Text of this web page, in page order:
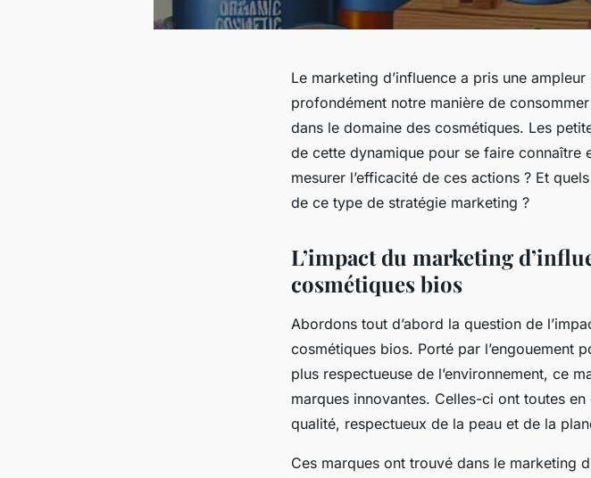
Le marketing d’influence a pris une
profondément notre manière de
dans le domaine des cosmétiques. Les
de cette dynamique pour se faire
mesurer l’efficacité de ces actions ? Et
de ce type de stratégie marketing ?
L’impact du marketing
cosmétiques bios
Abordons tout d’abord la question de
cosmétiques bios. Porté par l’engouement
plus respectueuse de l’environnement, ce
marques innovantes. Celles-ci ont toutes
qualité, respectueux de la peau et de la
Ces marques ont trouvé dans le marketing